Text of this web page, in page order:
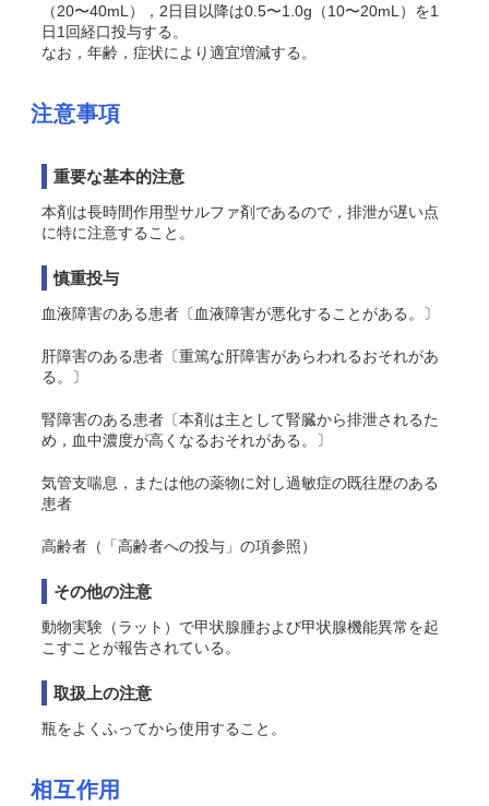
（20〜40mL），2日目以降は0.5〜1.0g（10〜20mL）を1
日1回経口投与する。
なお，年齢，症状により適宜増減する。
注意事項
重要な基本的注意
本剤は長時間作用型サルファ剤であるので，排泄が遅い点
に特に注意すること。
慎重投与
血液障害のある患者〔血液障害が悪化することがある。〕
肝障害のある患者〔重篤な肝障害があらわれるおそれがあ
る。〕
腎障害のある患者〔本剤は主として腎臓から排泄されるた
め，血中濃度が高くなるおそれがある。〕
気管支喘息，または他の薬物に対し過敏症の既往歴のある
患者
高齢者（「高齢者への投与」の項参照）
その他の注意
動物実験（ラット）で甲状腺腫および甲状腺機能異常を起
こすことが報告されている。
取扱上の注意
瓶をよくふってから使用すること。
相互作用